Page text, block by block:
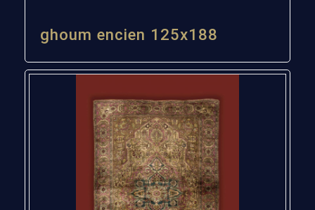
ghoum encien 125x188